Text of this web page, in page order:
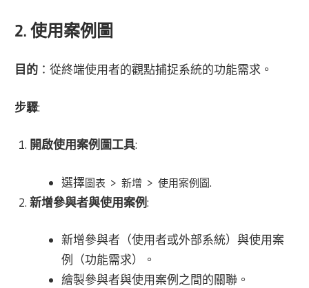
2. 使用案例圖
目的 ：從終端使用者的觀點捕捉系統的功能需求。
步驟:
開啟使用案例圖工具:
選擇圖表 >新增 >使用案例圖.
新增參與者與使用案例:
新增參與者（使用者或外部系統）與使用案
例（功能需求）。
繪製參與者與使用案例之間的關聯。